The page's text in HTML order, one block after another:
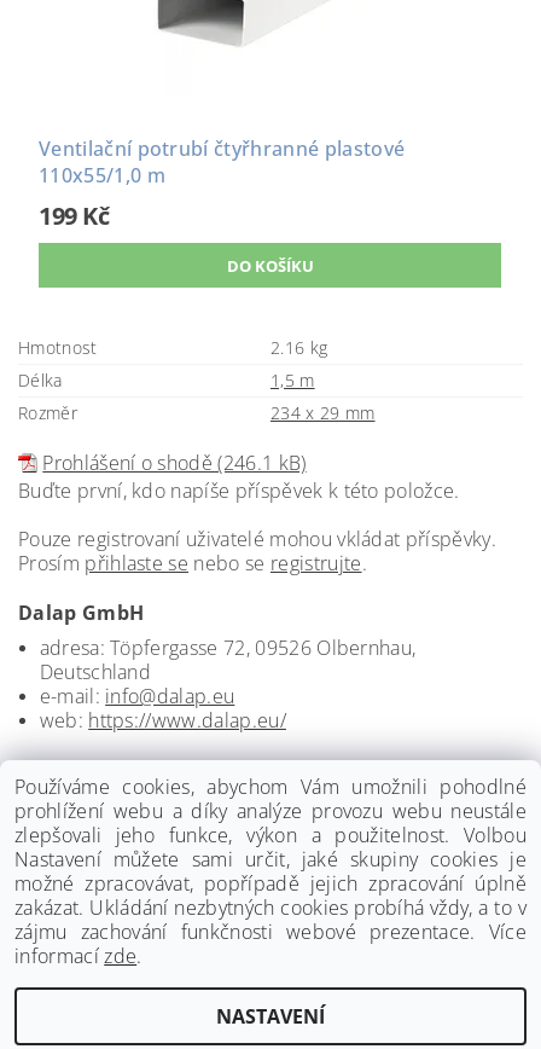
Ventilační potrubí čtyřhranné plastové
110x55/1,0 m
199 Kč
Hmotnost
2.16 kg
Délka
1,5 m
Rozměr
234 x 29 mm
Prohlášení o shodě (246.1 kB)
Buďte první, kdo napíše příspěvek k této položce.
Pouze registrovaní uživatelé mohou vkládat příspěvky.
Prosím přihlaste se nebo se registrujte.
Dalap GmbH
adresa: Töpfergasse 72, 09526 Olbernhau,
Deutschland
e-mail: info@dalap.eu
web: https://www.dalap.eu/
www.palmat.cz
Používáme cookies, abychom Vám umožnili pohodlné
prohlížení webu a díky analýze provozu webu neustále
zlepšovali jeho funkce, výkon a použitelnost. Volbou
Nastavení můžete sami určit, jaké skupiny cookies je
možné zpracovávat, popřípadě jejich zpracování úplně
zakázat. Ukládání nezbytných cookies probíhá vždy, a to v
zájmu zachování funkčnosti webové prezentace. Více
informacízde.
NASTAVENÍ